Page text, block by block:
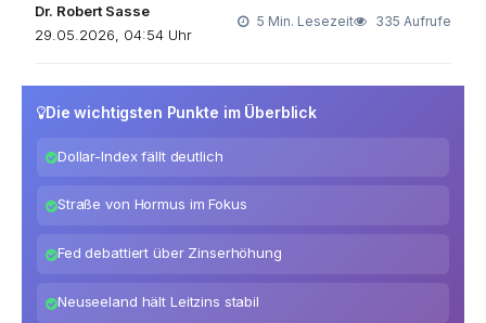
Dr. Robert Sasse
29.05.2026, 04:54 Uhr
5 Min. Lesezeit 335 Aufrufe
Die wichtigsten Punkte im Überblick
Dollar-Index fällt deutlich
Straße von Hormus im Fokus
Fed debattiert über Zinserhöhung
Neuseeland hält Leitzins stabil